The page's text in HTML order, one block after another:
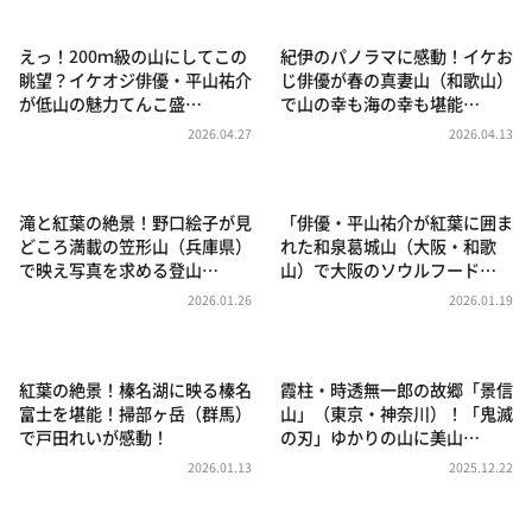
朝だ！生です旅サラダ
教えて！ニュースライブ 正義のミカタ
ポツンと一軒家
ザキ山小屋本館
えっ！200ｍ級の山にしてこの
眺望？イケオジ俳優・平山祐介
が低山の魅力てんこ盛…
2026.04.27
紀伊のパノラマに感動！イケお
じ俳優が春の真妻山（和歌山）
で山の幸も海の幸も堪能…
2026.04.13
滝と紅葉の絶景！野口絵子が見
どころ満載の笠形山（兵庫県）
で映え写真を求める登山…
2026.01.26
「俳優・平山祐介が紅葉に囲ま
れた和泉葛城山（大阪・和歌
山）で大阪のソウルフード…
2026.01.19
紅葉の絶景！榛名湖に映る榛名
富士を堪能！掃部ヶ岳（群馬）
で戸田れいが感動！
2026.01.13
霞柱・時透無一郎の故郷「景信
山」（東京・神奈川）！「鬼滅
の刃」ゆかりの山に美山…
2025.12.22